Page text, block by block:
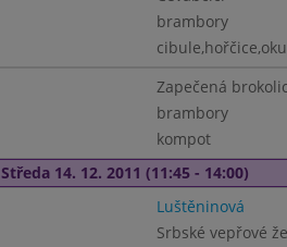
brambory
Zapečená
brambory
kompot
Středa 14. 12. 2011 (11:45 - 14:00)
Luštěninová
Srbské vepřové